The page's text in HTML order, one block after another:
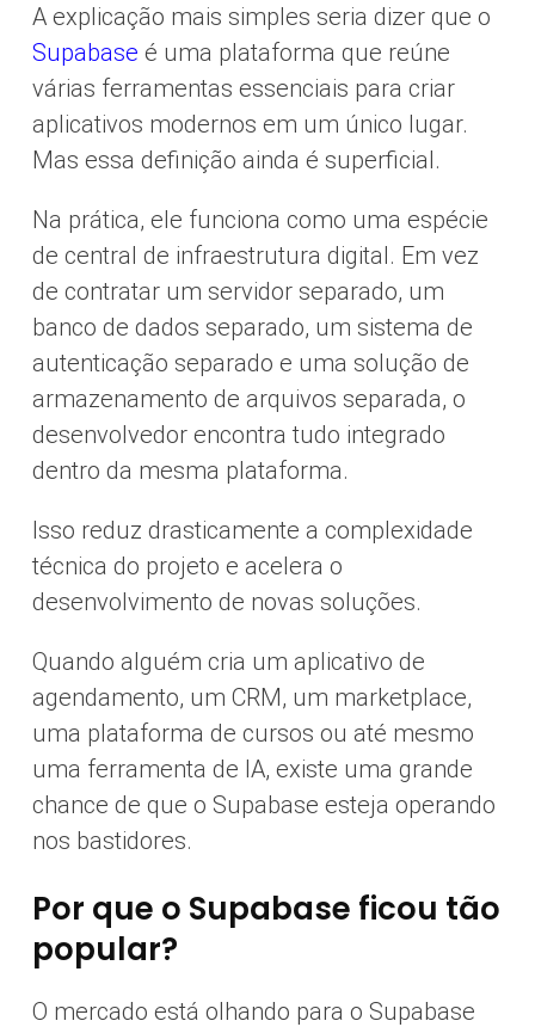
A explicação mais simples seria dizer que o
Supabase é uma plataforma que reúne
várias ferramentas essenciais para criar
aplicativos modernos em um único lugar.
Mas essa definição ainda é superficial.
Na prática, ele funciona como uma espécie
de central de infraestrutura digital. Em vez
de contratar um servidor separado, um
banco de dados separado, um sistema de
autenticação separado e uma solução de
armazenamento de arquivos separada, o
desenvolvedor encontra tudo integrado
dentro da mesma plataforma.
Isso reduz drasticamente a complexidade
técnica do projeto e acelera o
desenvolvimento de novas soluções.
Quando alguém cria um aplicativo de
agendamento, um CRM, um marketplace,
uma plataforma de cursos ou até mesmo
uma ferramenta de IA, existe uma grande
chance de que o Supabase esteja operando
nos bastidores.
Por que o Supabase ficou tão
popular?
O mercado está olhando para o Supabase